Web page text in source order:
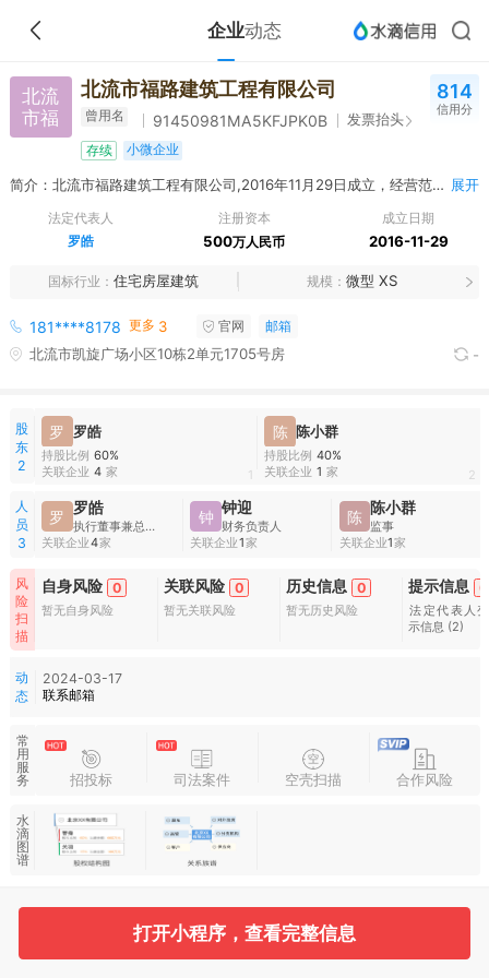
企业动态
北流
市福
北流市福路建筑工程有限公司
曾用名 91450981MA5KFJPK0B 发票抬头
存续 小微企业
814
信用分
简介：北流市福路建筑工程有限公司,2016年11月29日成立，经营范围包括房屋建筑工程、市政公用工程、机电设备安装工程、通信工程、电力工程、建筑装修装饰工程、土石方工程、地基与基础工程、城市及道路照明工程、管道工程、环保工程、园林古建筑工程、消防设施工程、金属门窗工程、钢结构工程、体育场地设施工程、建筑智能化工程、防腐保温工程、建筑防水工程、特种专业工程、建筑幕墙工程、拆除工程（不含爆破）、城市园林绿化工程施工；装卸搬运服务。（依法须经批准的项目，经相关部门批准后方可开展经营活动。） 展开
法定代表人
罗皓
注册资本
500万人民币
成立日期
2016-11-29
国标行业 住宅房屋建筑 规模 微型 XS
181****8178 更多 3 官网 邮箱
北流市凯旋广场小区10栋2单元1705号房 -
股
东
2
罗 罗皓
持股比例 60%
关联企业 4 家 1
陈 陈小群
持股比例 40%
关联企业 1 家 2
人
员
3
罗 罗皓
执行董事兼总经理
关联企业4家
钟 钟迎
财务负责人
关联企业1家
陈 陈小群
监事
关联企业1家
风
险
扫
描
自身风险 0
暂无自身风险
关联风险 0
暂无关联风险
历史信息 0
暂无历史风险
提示信息 6
法定代表人
示信息 (2)
动
态
2024-03-17
联系邮箱
常
用
服
务
招投标 司法案件 空壳扫描 合作风险
水
滴
图
谱
打开小程序，查看完整信息